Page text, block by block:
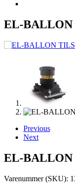
EL-BALLON
Previous
Next
EL-BALLON
Varenummer (SKU):